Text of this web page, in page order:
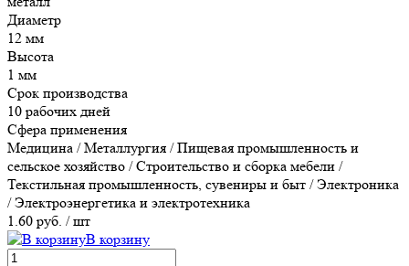
Диаметр
12 мм
Высота
1 мм
Срок производства
10 рабочих дней
Сфера применения
Медицина / Металлургия / Пищевая промышленность и
сельское хозяйство / Строительство и сборка мебели /
Текстильная промышленность, сувениры и быт / Электроника
/ Электроэнергетика и электротехника
1.60 руб. / шт
В корзину